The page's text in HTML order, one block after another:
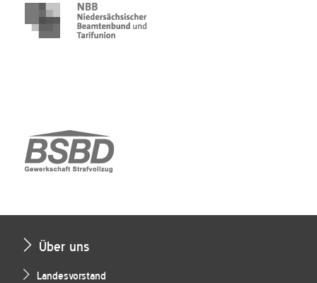
Über uns
Landesvorstand